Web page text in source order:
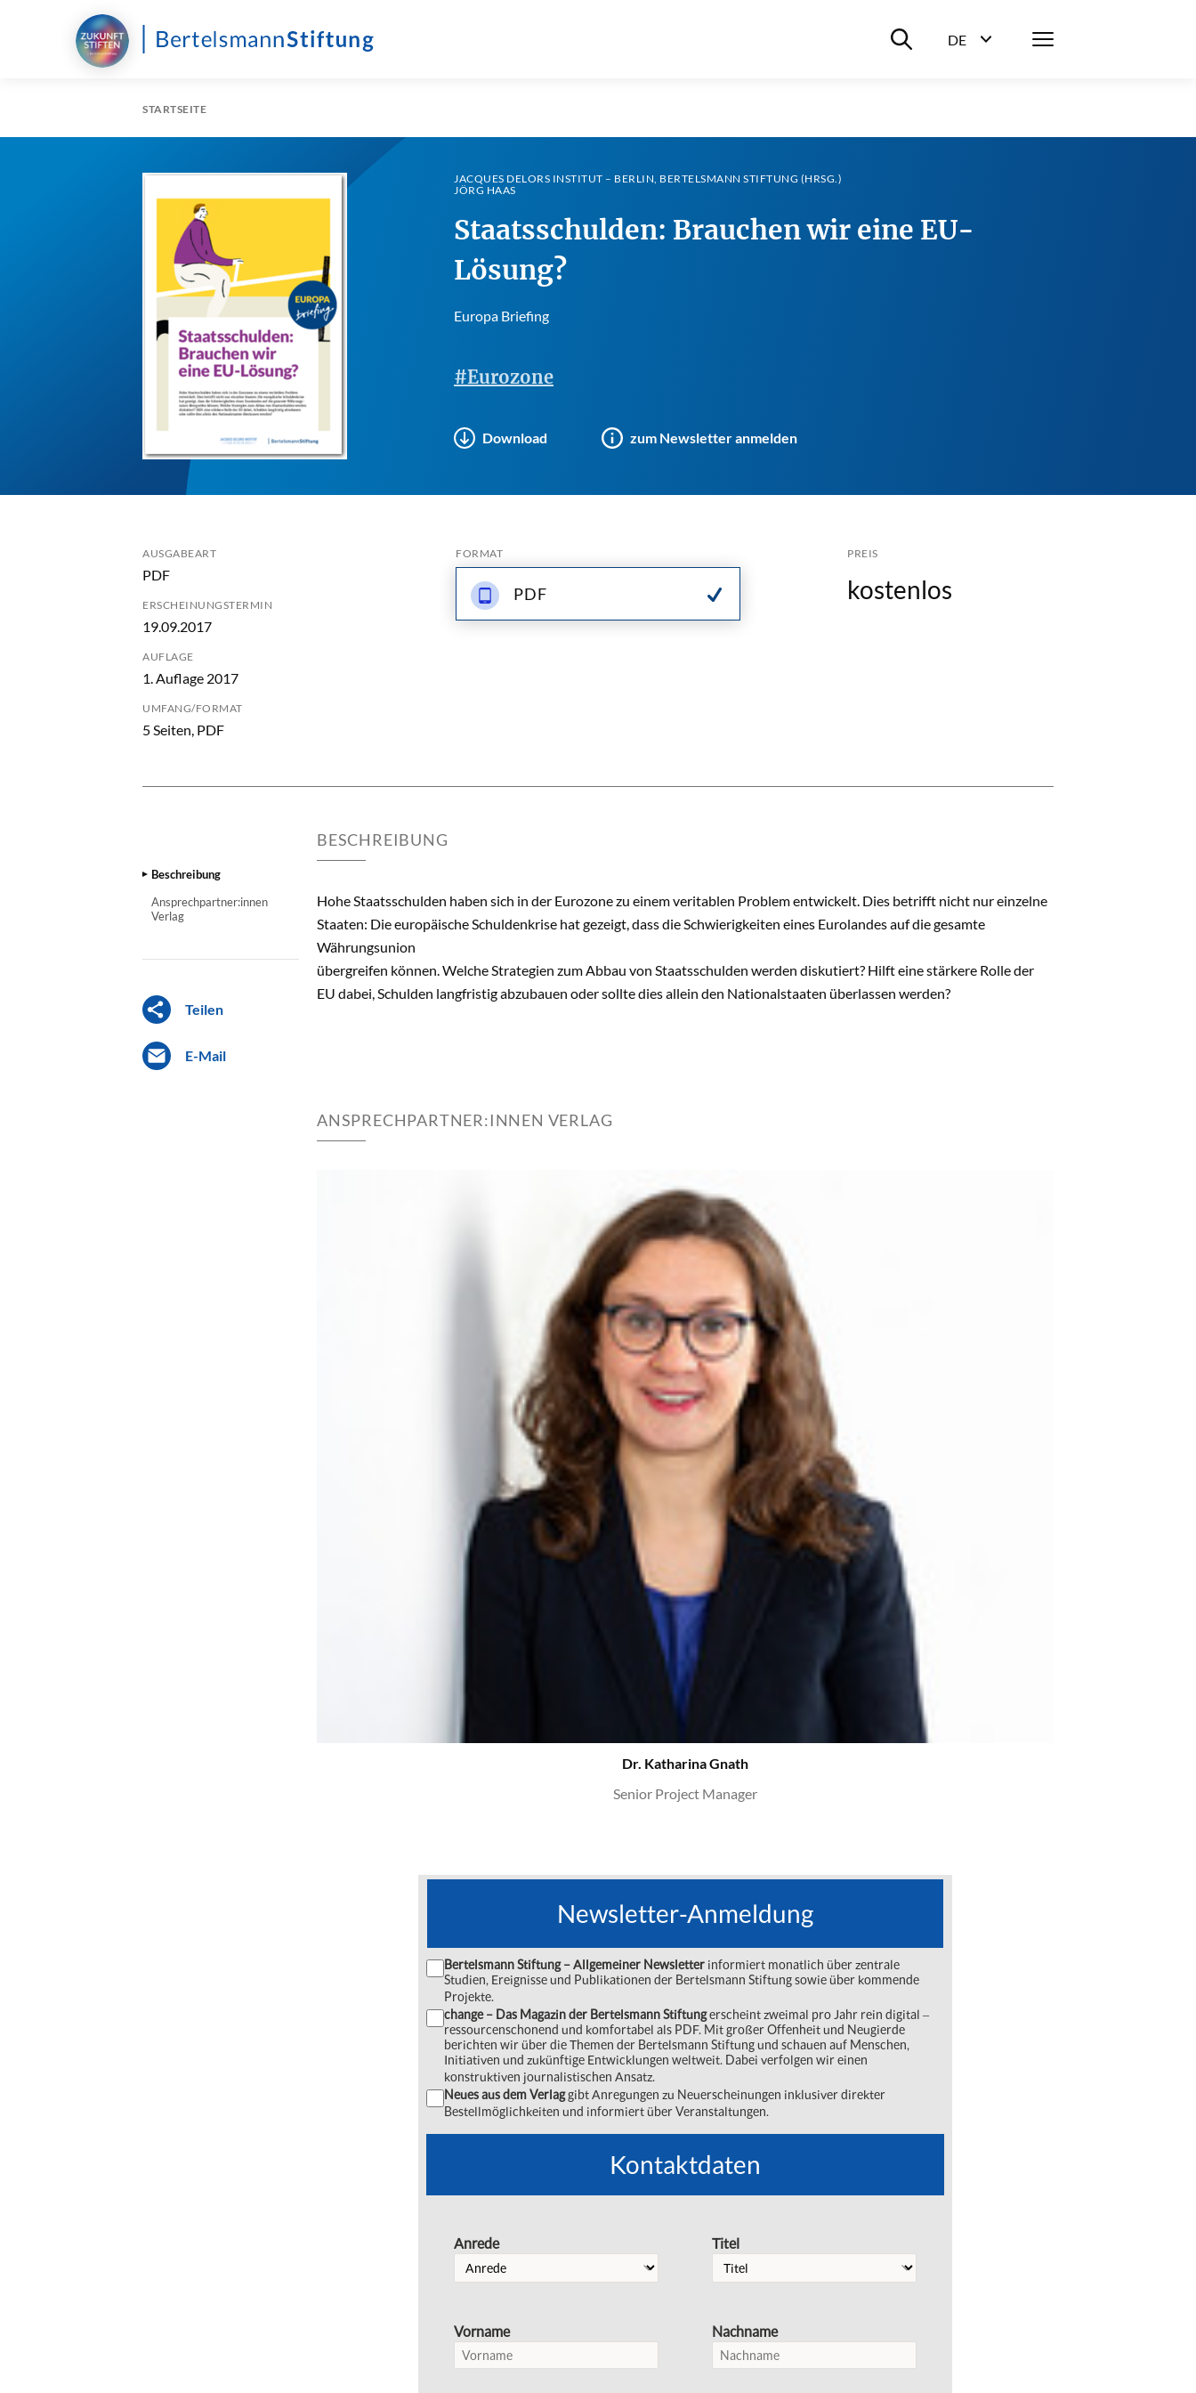
Suche ein-/ausblenden
DE
Menü
STARTSEITE
JACQUES DELORS INSTITUT – BERLIN, BERTELSMANN STIFTUNG (HRSG.)
JÖRG HAAS
Staatsschulden: Brauchen wir eine EU-
Lösung?
Europa Briefing
#Eurozone
Download zum Newsletter anmelden
AUSGABEART
PDF
ERSCHEINUNGSTERMIN
19.09.2017
AUFLAGE
1. Auflage 2017
UMFANG/FORMAT
5 Seiten, PDF
FORMAT
PDF
PREIS
kostenlos
Beschreibung
Ansprechpartner:innen
Verlag
Teilen
E-Mail
BESCHREIBUNG
Hohe Staatsschulden haben sich in der Eurozone zu einem veritablen Problem entwickelt. Dies betrifft nicht nur einzelne
Staaten: Die europäische Schuldenkrise hat gezeigt, dass die Schwierigkeiten eines Eurolandes auf die gesamte
Währungsunion
übergreifen können. Welche Strategien zum Abbau von Staatsschulden werden diskutiert? Hilft eine stärkere Rolle der
EU dabei, Schulden langfristig abzubauen oder sollte dies allein den Nationalstaaten überlassen werden?
ANSPRECHPARTNER:INNEN VERLAG
Dr. Katharina Gnath
Senior Project Manager
Newsletter-Anmeldung
Bertelsmann Stiftung – Allgemeiner Newsletter informiert monatlich über zentrale
Studien, Ereignisse und Publikationen der Bertelsmann Stiftung sowie über kommende
Projekte.
change – Das Magazin der Bertelsmann Stiftungerscheint zweimal pro Jahr rein digital ‒
ressourcenschonend und komfortabel als PDF. Mit großer Offenheit und Neugierde
berichten wir über die Themen der Bertelsmann Stiftung und schauen auf Menschen,
Initiativen und zukünftige Entwicklungen weltweit. Dabei verfolgen wir einen
konstruktiven journalistischen Ansatz.
Neues aus dem Verlaggibt Anregungen zu Neuerscheinungen inklusiver direkter
Bestellmöglichkeiten und informiert über Veranstaltungen.
Kontaktdaten
Anrede
Vorname
Titel
Nachname